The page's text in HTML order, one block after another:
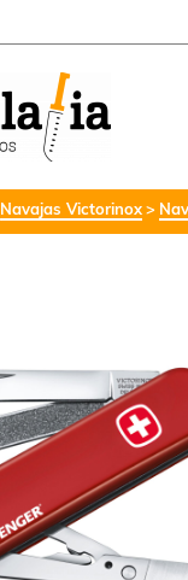
Navajas Victorinox